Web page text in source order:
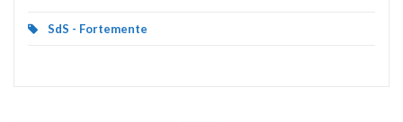
SdS - Fortemente